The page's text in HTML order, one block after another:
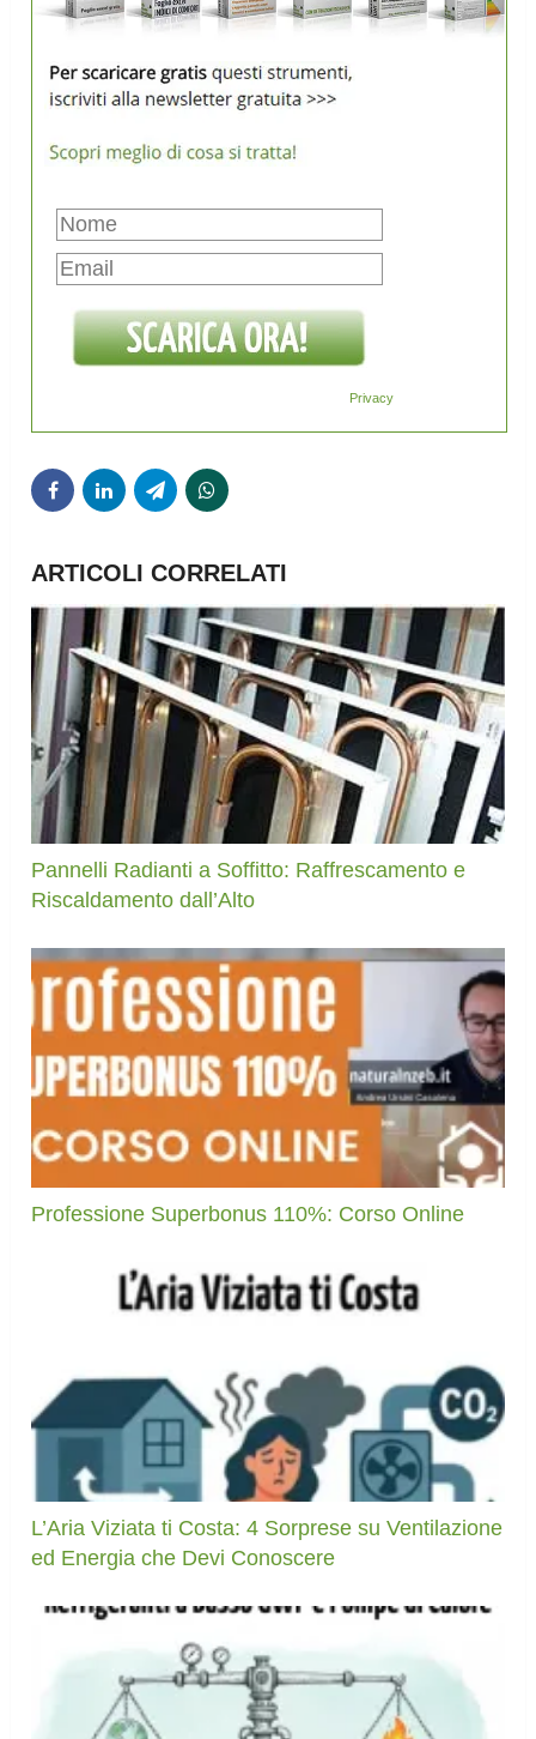
Privacy
ARTICOLI CORRELATI
Pannelli Radianti a Soffitto: Raffrescamento e
Riscaldamento dall’Alto
Professione Superbonus 110%: Corso Online
L’Aria Viziata ti Costa: 4 Sorprese su Ventilazione
ed Energia che Devi Conoscere